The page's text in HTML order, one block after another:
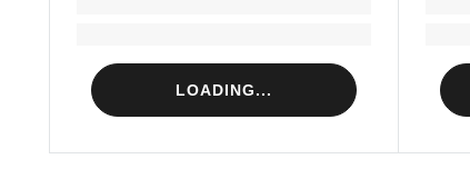
LOADING...